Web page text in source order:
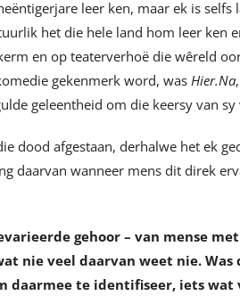
leer ken, maar ek is
het die hele land hom leer ken
en op teaterverhoë die wêreld
gekenmerk word, wasHier.Na
geleentheid om die keersy van
dood afgestaan, derhalwe het ek
daarvan wanneer mens dit direk
gehoor – van mense
nie veel daarvan weet nie.
daarmee te identifiseer, iets wat